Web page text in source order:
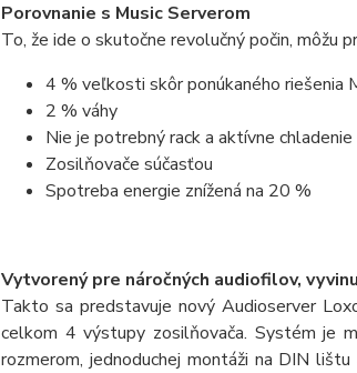
Porovnanie s Music Serverom
To, že ide o skutočne revolučný počin, môžu
4 % veľkosti skôr ponúkaného riešenia
2 % váhy
Nie je potrebný rack a aktívne chladenie
Zosilňovače súčasťou
Spotreba energie znížená na 20 %
Vytvorený pre náročných audiofilov,
Takto sa predstavuje nový Audioserver
celkom 4 výstupy zosilňovača. Systém je
rozmerom, jednoduchej montáži na DIN